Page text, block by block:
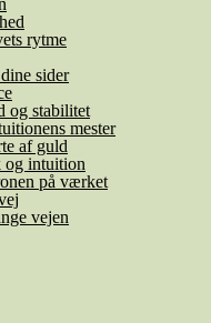
rytme
sider
og stabilitet
mester
af guld
og intuition
på værket
vejen